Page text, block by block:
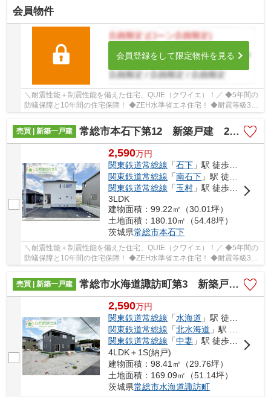
会員物件
会員登録をして限定物件を見る
＼耐震性能＋制震性能を備えた住宅、QUIE（クワイエ）！／ ◆5年間の
防蟻保障と10年間の住宅保障！ ◆ZEH水準省エネ住宅！ ◆耐震等級3を
クリアした耐震、制震性能が特徴の「クレイドル...
売買 | 新築一戸建
常総市本石下第12 新築戸建 2号棟
2,590万円
関東鉄道常総線 「石下 」駅 徒歩5分
関東鉄道常総線 「南石下 」駅 徒歩27分
関東鉄道常総線 「玉村 」駅 徒歩28分
3LDK
建物面積：99.22㎡（30.01坪）
土地面積：180.10㎡（54.48坪）
茨城県常総市本石下
＼耐震性能＋制震性能を備えた住宅、QUIE（クワイエ）！／ ◆5年間の
防蟻保障と10年間の住宅保障！ ◆ZEH水準省エネ住宅！ ◆耐震等級3を
クリアした耐震、制震性能が特徴の「クレイドル...
売買 | 新築一戸建
常総市水海道諏訪町第3 新築戸建 5号棟
2,590万円
関東鉄道常総線 「水海道 」駅 徒歩10分
関東鉄道常総線 「北水海道 」駅 徒歩17分
関東鉄道常総線 「中妻 」駅 徒歩40分
4LDK＋1S(納戸)
建物面積：98.41㎡（29.76坪）
土地面積：169.09㎡（51.14坪）
茨城県常総市水海道諏訪町